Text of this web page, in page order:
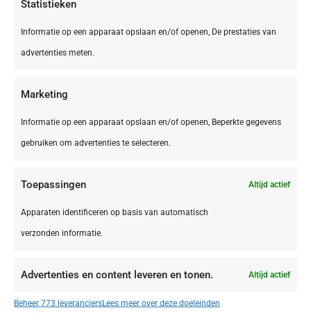
Statistieken
Informatie op een apparaat opslaan en/of openen, De prestaties van
advertenties meten.
Marketing
Informatie op een apparaat opslaan en/of openen, Beperkte gegevens
gebruiken om advertenties te selecteren.
Toepassingen Altijd actief
Apparaten identificeren op basis van automatisch
verzonden informatie.
Advertenties en content leveren en tonen. Altijd actief
Beheer 773 leveranciersLees meer over deze doeleinden
België,Brussel
Brussel Vilvoorde Campanile Hotel Brussel
Vilvoorde
€ 42,50